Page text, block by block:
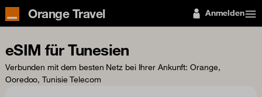
Orange Travel Anmelden
eSIM für Tunesien
Verbunden mit dem besten Netz bei Ihrer Ankunft: Orange,
Ooredoo, Tunisie Telecom